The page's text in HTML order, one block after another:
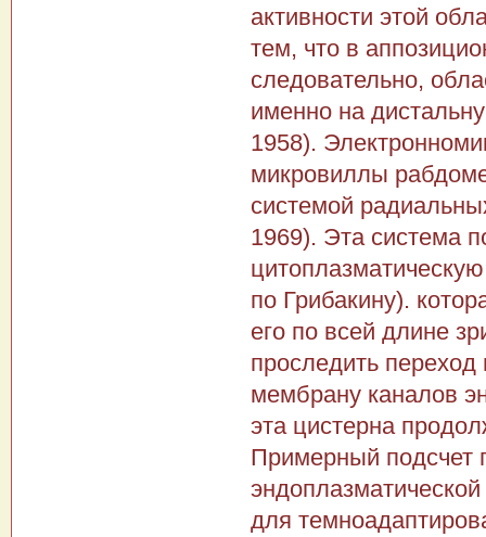
активности этой
тем, что в
следовательно,
именно на
1958).
микровиллы
системой
1969). Эта система
по Грибакину).
его по всей длине
проследить
мембрану каналов
эта цистерна
Примерный подсчет
для